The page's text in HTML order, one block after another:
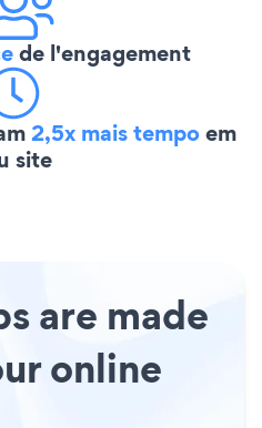
de l'engagement
2,5x mais tempoem
site
are made
online